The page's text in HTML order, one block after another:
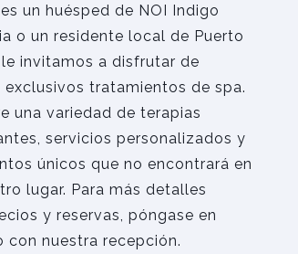
un huésped de NOI Indigo
o un residente local de Puerto
invitamos a disfrutar de
exclusivos tratamientos de spa.
una variedad de terapias
servicios personalizados y
únicos que no encontrará en
lugar. Para más detalles
y reservas, póngase en
con nuestra recepción.